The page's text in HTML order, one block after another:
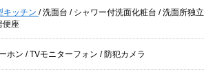
キッチン /洗面台 / シャワー付洗面化粧台 /洗面所独立
便座
ホン /TVモニターフォン / 防犯カメラ